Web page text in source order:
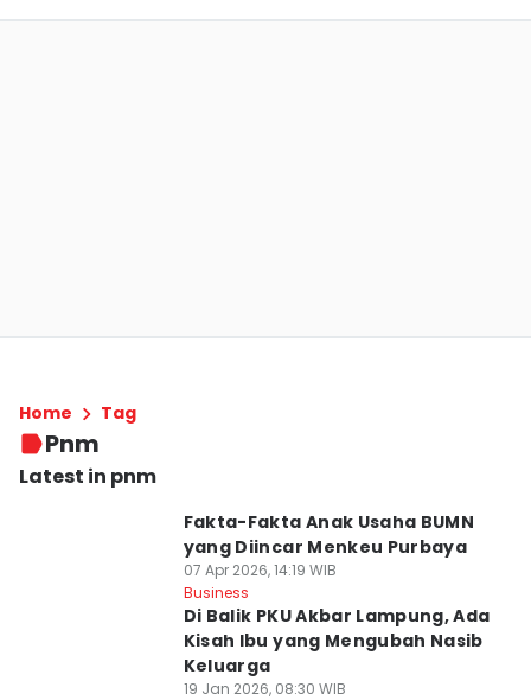
Home Tag
Pnm
Latest in pnm
Fakta-Fakta Anak Usaha BUMN
yang Diincar Menkeu Purbaya
07 Apr 2026, 14:19 WIB
Business
Di Balik PKU Akbar Lampung, Ada
Kisah Ibu yang Mengubah Nasib
Keluarga
19 Jan 2026, 08:30 WIB